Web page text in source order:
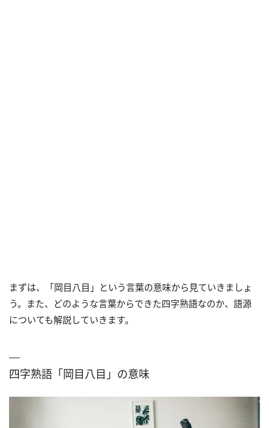
まずは、「岡目八目」という言葉の意味から見ていきましょ
う。また、どのような言葉からできた四字熟語なのか、語源
についても解説していきます。
四字熟語「岡目八目」の意味